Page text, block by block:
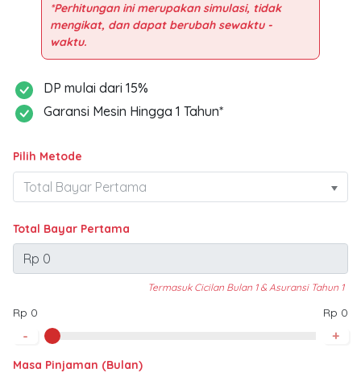
*Perhitungan ini merupakan simulasi, tidak
mengikat, dan dapat berubah sewaktu -
DP mulai dari 15%
Garansi Mesin Hingga 1 Tahun*
Pilih Metode
Total Bayar Pertama
Termasuk Cicilan Bulan 1 & Asuransi Tahun 1
Rp 0 Rp 0
- +
Masa Pinjaman (Bulan)